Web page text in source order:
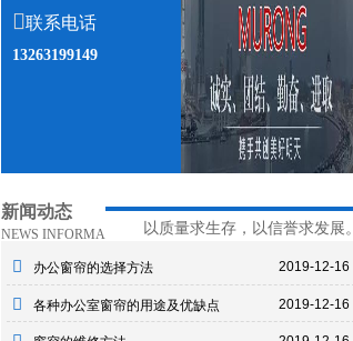
联系电话
13263199149
新闻动态
NEWS INFORMA 以质量求生存，以信誉求发展。
办公窗帘的选择方法 2019-12-16
各种办公室窗帘的用途及优缺点 2019-12-16